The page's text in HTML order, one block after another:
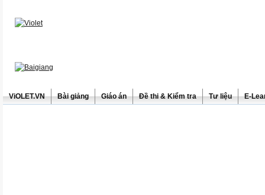
ViOLET.VN Bài giảng Giáo án Đề thi & Kiểm tra Tư liệu E-